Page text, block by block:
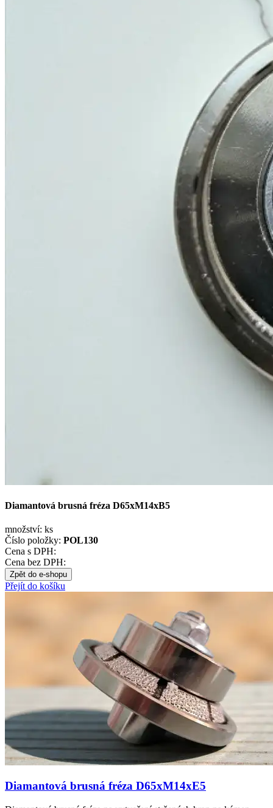
Diamantová brusná fréza D65xM14xB5
množství: ks
Číslo položky: POL130
Cena s DPH:
Cena bez DPH:
Zpět do e-shopu
Přejít do košíku
Diamantová brusná fréza D65xM14xE5